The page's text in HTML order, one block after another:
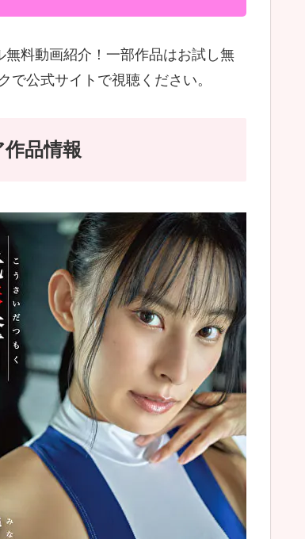
無料動画紹介！一部作品はお試し無
公式サイトで視聴ください。
品情報